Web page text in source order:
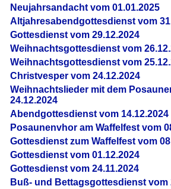
Neujahrsandacht vom 01.01.2025
Altjahresabendgottesdienst vom
Gottesdienst vom 29.12.2024
Weihnachtsgottesdienst vom
Weihnachtsgottesdienst vom
Christvesper vom 24.12.2024
Weihnachtslieder mit dem
24.12.2024
Abendgottesdienst vom 14.12.2024
Posaunenvhor am Waffelfest vom
Gottesdienst zum Waffelfest vom
Gottesdienst vom 01.12.2024
Gottesdienst vom 24.11.2024
Buß- und Bettagsgottesdienst vom